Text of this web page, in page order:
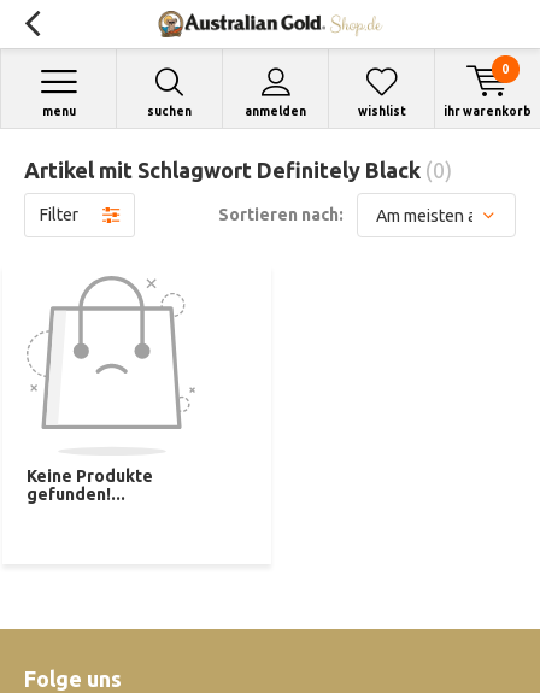
suchen anmelden
menu wishlist ihr warenkorb
0
Artikel mit Schlagwort Definitely Black (0)
Filter Sortieren nach:
Keine Produkte
gefunden!...
Folge uns